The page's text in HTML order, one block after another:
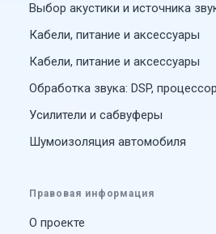
Выбор акустики и источника
Кабели, питание и аксессуары
Кабели, питание и аксессуары
Обработка звука: DSP,
Усилители и сабвуферы
Шумоизоляция автомобиля
Правовая информация
О проекте